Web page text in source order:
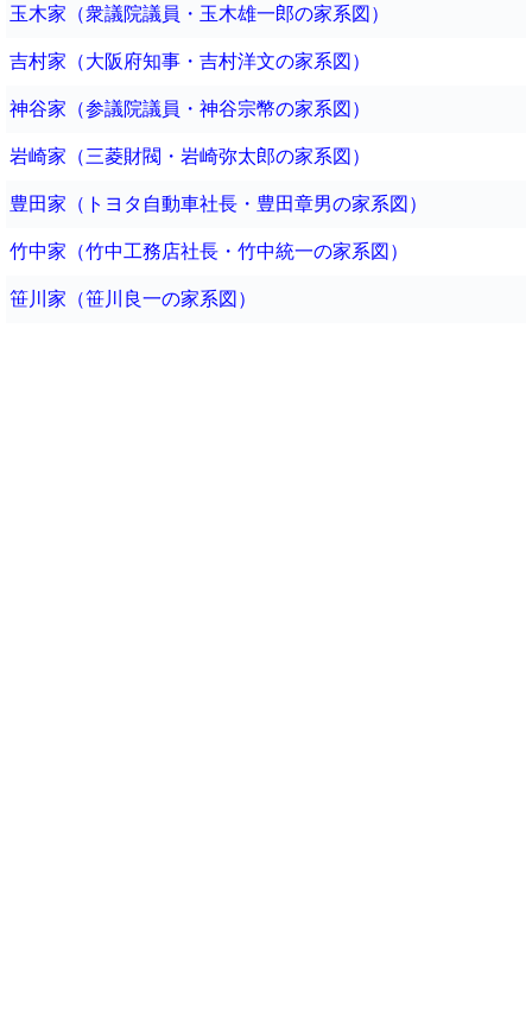
玉木家（衆議院議員・玉木雄一郎の家系図）
吉村家（大阪府知事・吉村洋文の家系図）
神谷家（参議院議員・神谷宗幣の家系図）
岩崎家（三菱財閥・岩崎弥太郎の家系図）
豊田家（トヨタ自動車社長・豊田章男の家系図）
竹中家（竹中工務店社長・竹中統一の家系図）
笹川家（笹川良一の家系図）